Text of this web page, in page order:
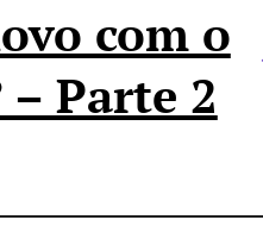
com o
– Parte 2